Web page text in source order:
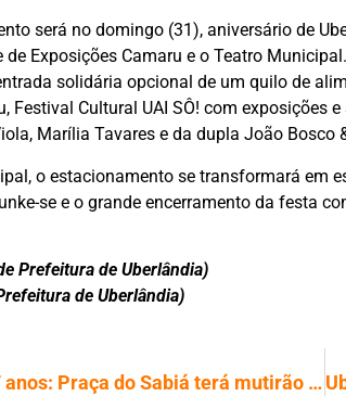
será no domingo (31), aniversário de
de Exposições Camaru e o Teatro
solidária opcional de um quilo de
Festival Cultural UAI SÔ! com exposições
Marília Tavares e da dupla João Bosco
o estacionamento se transformará em
se e o grande encerramento da festa
Prefeitura de Uberlândia)
de Uberlândia)
Uberlândia 137 anos: Praça do Sabiá terá mutirão de serviços; confira